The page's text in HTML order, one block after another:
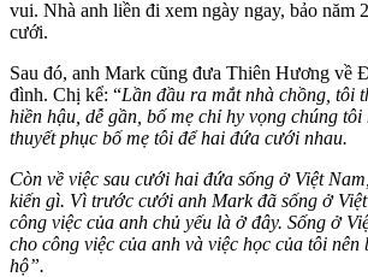
vui. Nhà anh liền đi xem ngày ngay, bảo năm
cưới.
Sau đó, anh Mark cũng đưa Thiên Hương về
đình. Chị kể: “Lần đầu ra mắt nhà chồng, tôi
hiền hậu, dễ gần, bố mẹ chỉ hy vọng chúng tôi
thuyết phục bố mẹ tôi để hai đứa cưới nhau.
Còn về việc sau cưới hai đứa sống ở Việt
kiến gì. Vì trước cưới anh Mark đã sống ở
công việc của anh chủ yếu là ở đây. Sống ở
cho công việc của anh và việc học của tôi nên
hộ”.